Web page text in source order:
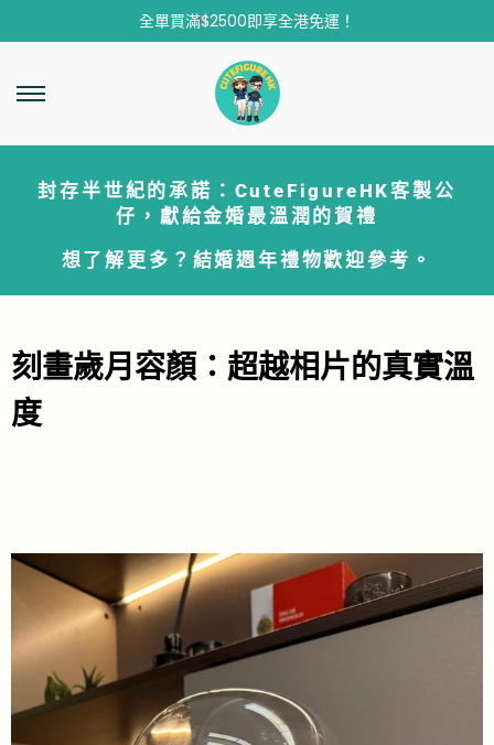
全單買滿$2500即享全港免運！
封存半世紀的承諾：CuteFigureHK客製公
仔，獻給金婚最溫潤的賀禮
想了解更多？ 結婚週年禮物歡迎參考。
刻畫歲月容顏：超越相片的真實溫
度